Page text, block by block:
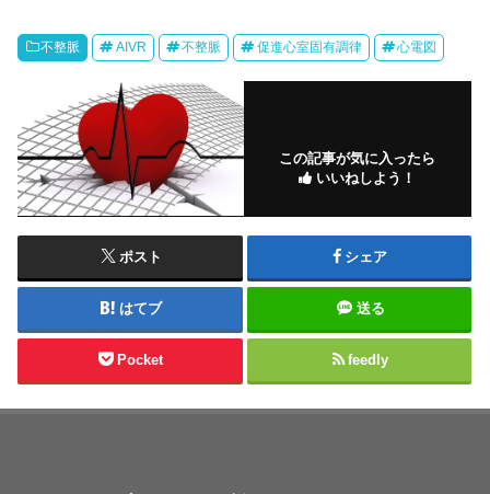
不整脈 AIVR 不整脈 促進心室固有調律 心電図
この記事が気に入ったら
いいねしよう！
ポスト シェア
はてブ 送る
Pocket feedly